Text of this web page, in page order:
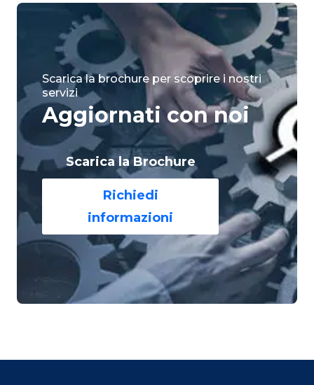
Scarica la brochure per scoprire i nostri
servizi
Aggiornati con noi
Scarica la Brochure
Richiedi
informazioni